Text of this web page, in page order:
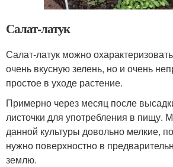
Салат-латук
Салат-латук можно
очень вкусную зелень, но и очень
простое в уходе растение.
Примерно через месяц после
листочки для употребления в пищу.
данной культуры довольно мелкие,
нужно поверхностно в
землю.